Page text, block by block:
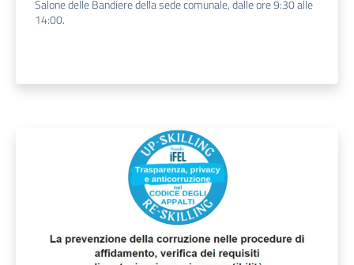
Salone delle Bandiere della sede comunale, dalle ore 9:30 alle
14:00.